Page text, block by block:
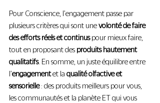
Pour Conscience, l'engagement passe par
plusieurs critères qui sont une volonté de faire
des efforts réels et continus pour mieux faire,
tout en proposant des produits hautement
qualitatifs. En somme, un juste équilibre entre
l'engagement et la qualité olfactive et
sensorielle : des produits meilleurs pour vous,
les communautés et la planète ET qui vous